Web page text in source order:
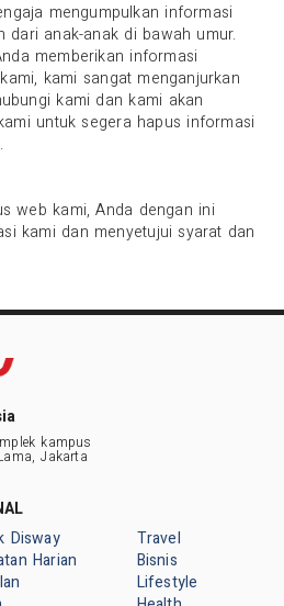
mengumpulkan informasi
dari anak-anak di bawah umur.
memberikan informasi
kami sangat menganjurkan
kami dan kami akan
untuk segera hapus informasi
web kami, Anda dengan ini
kami dan menyetujui syarat dan
kampus
Jakarta
Disway
Harian
Travel
Bisnis
Lifestyle